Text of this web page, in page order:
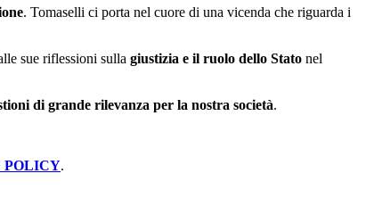
. Tomaselli ci porta nel cuore di una vicenda che riguarda i
sue riflessioni sulla giustizia e il ruolo dello Stato nel
di grande rilevanza per la nostra società.
POLICY.